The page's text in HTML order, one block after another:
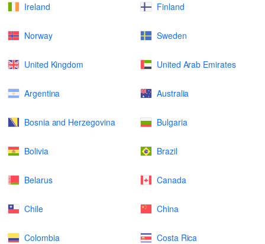
Ireland Finland
Norway Sweden
United Kingdom United Arab Emirates
Argentina Australia
Bosnia and Herzegovina Bulgaria
Bolivia Brazil
Belarus Canada
Chile China
Colombia Costa Rica